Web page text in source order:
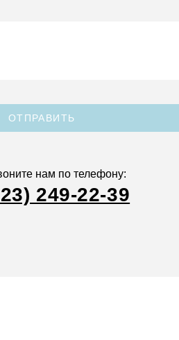
ОТПРАВИТЬ
нам по телефону:
249-22-39